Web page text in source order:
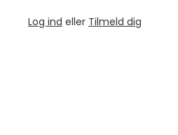
Log ind eller Tilmeld dig